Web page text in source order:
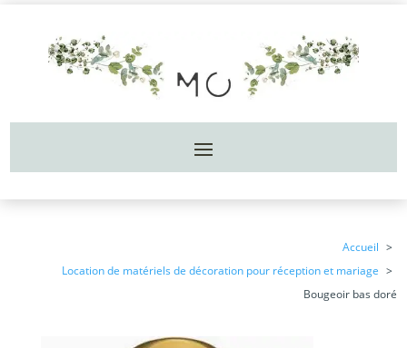
Accueil
Location de matériels de décoration pour réception et mariage
Bougeoir bas doré